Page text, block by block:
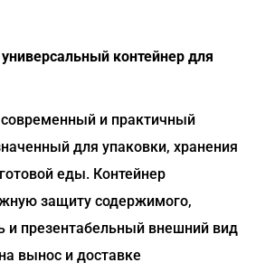
контейнер для
современный и практичный
для упаковки, хранения
еды. Контейнер
защиту содержимого,
и презентабельный внешний вид
вынос и доставке